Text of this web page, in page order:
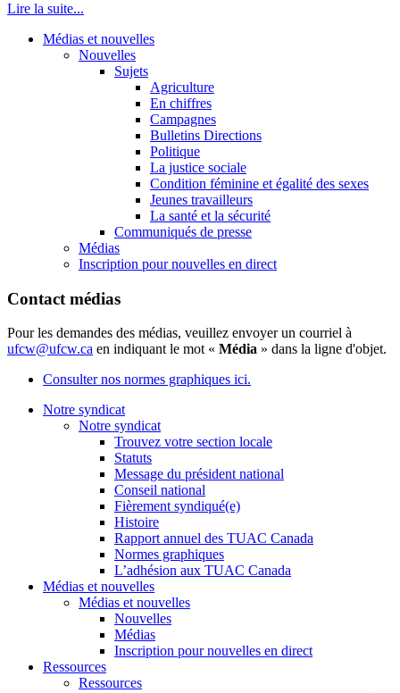
Lire la suite...
Médias et nouvelles
Nouvelles
Sujets
Agriculture
En chiffres
Campagnes
Bulletins Directions
Politique
La justice sociale
Condition féminine et égalité des sexes
Jeunes travailleurs
La santé et la sécurité
Communiqués de presse
Médias
Inscription pour nouvelles en direct
Contact médias
Pour les demandes des médias, veuillez envoyer un courriel à
ufcw@ufcw.ca en indiquant le mot « Média » dans la ligne d'objet.
Consulter nos normes graphiques ici.
Notre syndicat
Notre syndicat
Trouvez votre section locale
Statuts
Message du président national
Conseil national
Fièrement syndiqué(e)
Histoire
Rapport annuel des TUAC Canada
Normes graphiques
L’adhésion aux TUAC Canada
Médias et nouvelles
Médias et nouvelles
Nouvelles
Médias
Inscription pour nouvelles en direct
Ressources
Ressources